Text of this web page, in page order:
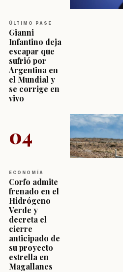
ÚLTIMO PASE
Gianni
Infantino deja
escapar que
sufrió por
Argentina en
el Mundial y
se corrige en
vivo
04
ECONOMÍA
Corfo admite
frenado en el
Hidrógeno
Verde y
decreta el
cierre
anticipado de
su proyecto
estrella en
Magallanes